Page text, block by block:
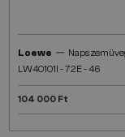
Loewe —
LW40101I - 72E - 46
104 000 Ft